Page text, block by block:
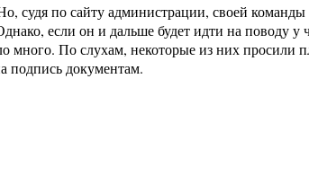
судя по сайту администрации, своей
если он и дальше будет идти на
много. По слухам, некоторые из них
подпись документам.